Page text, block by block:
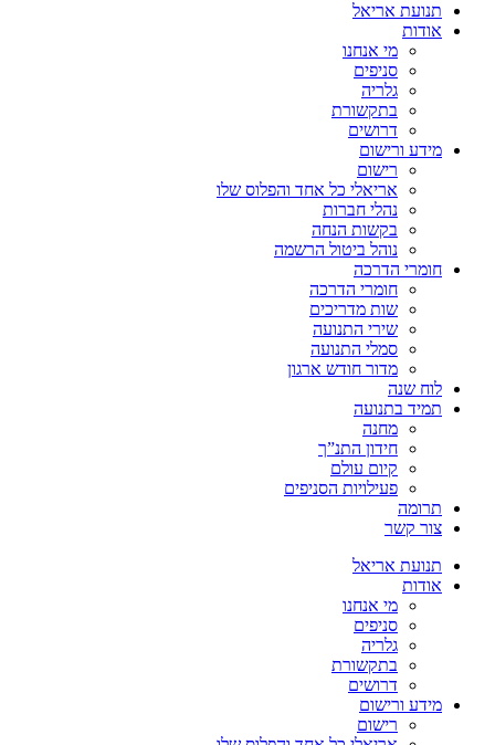
תנועת אריאל
אודות
מי אנחנו
סניפים
גלריה
בתקשורת
דרושים
מידע ורישום
רישום
אריאלי כל אחד והפלוס שלו
נהלי חברות
בקשות הנחה
נוהל ביטול הרשמה
חומרי הדרכה
חומרי הדרכה
שות מדריכים
שירי התנועה
סמלי התנועה
מדור חודש ארגון
לוח שנה
תמיד בתנועה
מחנה
חידון התנ”ך
קיום עולם
פעילויות הסניפים
תרומה
צור קשר
תנועת אריאל
אודות
מי אנחנו
סניפים
גלריה
בתקשורת
דרושים
מידע ורישום
רישום